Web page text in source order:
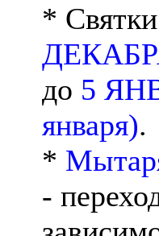
*
до 5
января).
*
-